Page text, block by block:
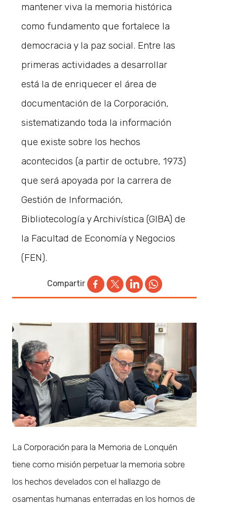
mantener viva la memoria histórica
como fundamento que fortalece la
democracia y la paz social. Entre las
primeras actividades a desarrollar
está la de enriquecer el área de
documentación de la Corporación,
sistematizando toda la información
que existe sobre los hechos
acontecidos (a partir de octubre, 1973)
que será apoyada por la carrera de
Gestión de Información,
Bibliotecología y Archivística (GIBA) de
la Facultad de Economía y Negocios
(FEN).
Compartir
La Corporación para la Memoria de Lonquén
tiene como misión perpetuar la memoria sobre
los hechos develados con el hallazgo de
osamentas humanas enterradas en los hornos de